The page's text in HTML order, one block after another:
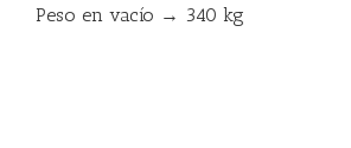
Peso en vacío → 340 kg